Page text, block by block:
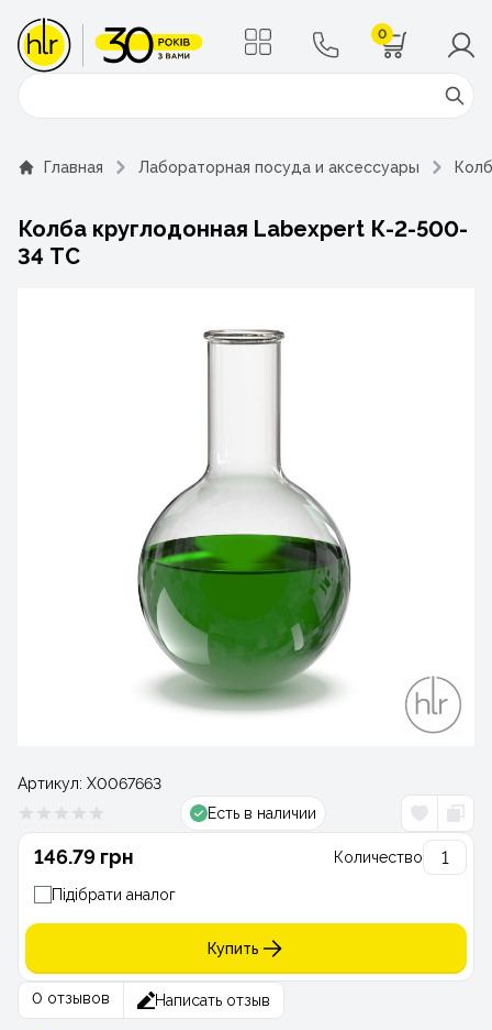
0
Поиск
Главная Лабораторная посуда и аксессуары
Колба круглодонная Labexpert К-2-500-
34 ТС
Артикул: Х0067663
Есть в наличии
146.79 грн Количество
Підібрати аналог
Купить
0 отзывов Написать отзыв